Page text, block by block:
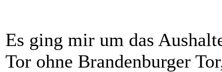
Es ging mir um das
Tor ohne Brandenburger